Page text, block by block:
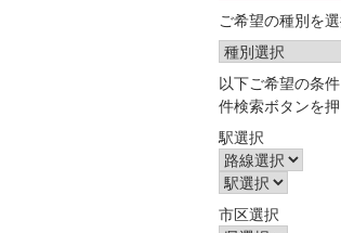
ご希望の種別を
以下ご希望の条
件検索ボタンを
駅選択
市区選択